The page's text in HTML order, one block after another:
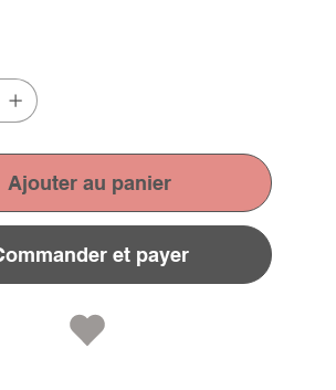
Ajouter au panier
et payer